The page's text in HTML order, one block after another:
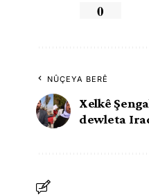
0
NÛÇEYA BERÊ
Xelkê
dewleta